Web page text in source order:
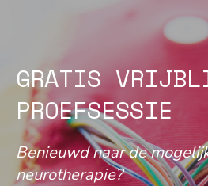
GRATIS
PROEFSESSIE
Benieuwd naar de
neurotherapie?